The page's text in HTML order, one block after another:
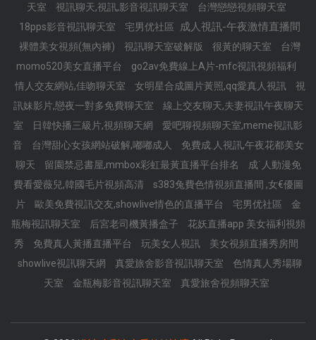
天室
視訊聊天,視訊,影音視訊聊天室
台灣戀戀視頻聊天室
18pps影音視訊聊天室
宅男优社區 成人視訊-午夜激情直播間
裸體美女視頻(無內褲) 視訊聊天室破解版 很黃的聊天室
台灣
momo520美女直播平台
go2av免費線上A片-mfc視訊視頻福利
情人交友網站,佳吻聊天室
女明星合成圖片黃照,qq愛真人視訊
視
訊妹影片,戀夜一對多免費聊天室
線上交友聊天,夫妻視訊午夜聊天
室
日韓快播三級片,視頻聊天網
愛吧聊視頻聊天室,meme視訊影
音
台灣甜心女孩網站破解,嘟嘟成人
免費成.人視訊,午夜花都美女
聊天
留園禁忌書屋,mmbox彩虹最黃直播平台排名
成˙人動漫免
費看愛薇兒,韓國毛片視頻高清
s383兔費色情視頻直播間 ,女€優圖
片
歐美免費視訊交友,showlive情色的直播平台 宅男优社區
金
瓶梅視訊聊天室
后宮老司機黃播盒子
花妖直播app 美女福利視頻
秀
免費真人黃播直播平台 玩美女人視訊
美女視頻直播秀房間
showlive視訊聊天網
真愛旅舍影音視訊聊天室
色情真人秀場聊
天室
金瓶梅影音視訊聊天室 真愛旅舍視頻聊天室